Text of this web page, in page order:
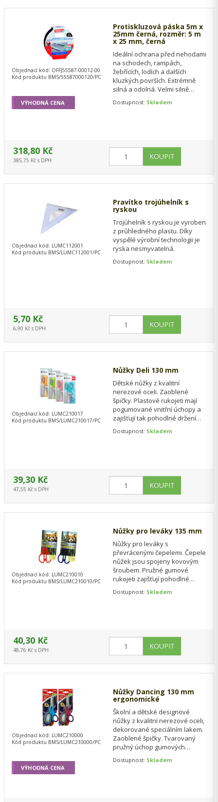
Protiskluzová páska 5m x
25mm černá, rozměr: 5 m
x 25 mm, černá
Ideální ochrana před nehodami
na schodech, rampách,
žebřících, lodích a dalších
kluzkých površích. Extrémně
silná a odolná. Velmi silně
teplotě, UV a…
Dostupnost: Skladem
Objednací kód: OFFJ55587-00012-00
Kód produktu BMS/55587000120/PC
318,80 Kč
385,75 Kč s DPH
VÝHODNÁ CENA
Pravítko trojúhelník s
ryskou
Trojúhelník s ryskou je vyroben
z průhledného plastu. Díky
vyspělé výrobní technologii je
ryska nesmyvatelná.
Dostupnost: Skladem
Objednací kód: LUMC112001
Kód produktu BMS/LUMC112001/PC
5,70 Kč
6,90 Kč s DPH
Nůžky Deli 130 mm
Dětské nůžky z kvalitní
nerezové oceli. Zaoblené
špičky. Plastové rukojeti mají
pogumované vnitřní úchopy a
zajišťují tak pohodlné držení
…
Dostupnost: Skladem
Objednací kód: LUMC210017
Kód produktu BMS/LUMC210017/PC
39,30 Kč
47,55 Kč s DPH
Nůžky pro leváky 135 mm
Nůžky pro leváky s
převrácenými čepelemi. Čepele
nůžek jsou spojeny kovovým
šroubem. Pružné gumové
rukojeti zajišťují pohodlné
140mm/ 5"
Dostupnost: Skladem
Objednací kód: LUMC210010
Kód produktu BMS/LUMC210010/PC
40,30 Kč
48,76 Kč s DPH
Nůžky Dancing 130 mm
ergonomické
Školní a dětské designové
nůžky z kvalitní nerezové oceli,
dekorované speciálním lakem.
Zaoblené špičky. Tvarovaný
pružný úchop gumových
držení bez…
Dostupnost: Skladem
Objednací kód: LUMC210000
Kód produktu BMS/LUMC210000/PC
VÝHODNÁ CENA